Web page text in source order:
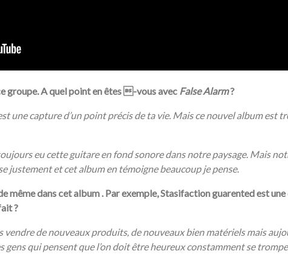
groupe. A quel point en êtes -vous avec False Alarm?
une capture d’un point précis de ta vie. Mais ce nouvel album
eu cette guitare en fond sonore dans notre paysage. Mais
justement et cet album en témoigne beaucoup je pense.
mêmedans cet album . Par exemple, Stasifaction guarented est
?
vendre de nouveaux produits, de nouveaux bien matériels mais
gens qui pensent que l’on doit être heureux constamment se